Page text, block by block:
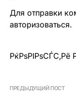
Для отправки
авторизоваться.
РќРѕРІРѕСЃС‚Рё
ПРЕДЫДУЩИЙ ПОСТ